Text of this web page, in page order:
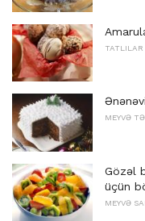
TATLILAR
MEYVƏ
Gözəl
üçün
MEYVƏ